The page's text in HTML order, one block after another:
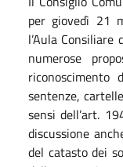
per giovedì 21
l’Aula Consiliare
numerose
sentenze,
sensi dell’art.
discussione
del catasto dei